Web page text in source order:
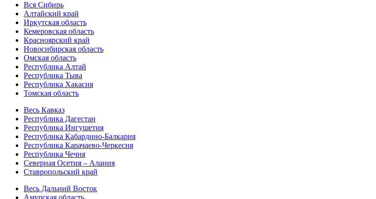
Вся Сибирь
Алтайский край
Иркутская область
Кемеровская область
Красноярский край
Новосибирская область
Омская область
Республика Алтай
Республика Тыва
Республика Хакасия
Томская область
Весь Кавказ
Республика Дагестан
Республика Ингушетия
Республика Кабардино-Балкария
Республика Карачаево-Черкесия
Республика Чечня
Северная Осетия – Алания
Ставропольский край
Весь Дальний Восток
Амурская область